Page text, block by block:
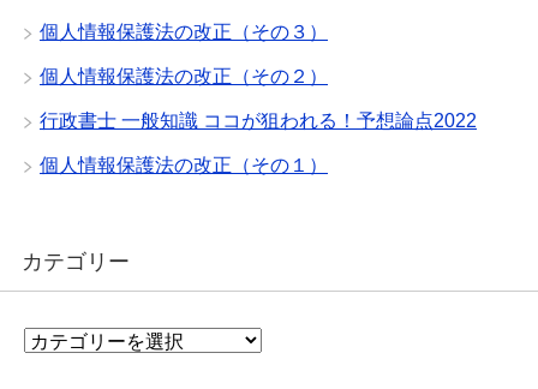
個人情報保護法の改正（その３）
個人情報保護法の改正（その２）
行政書士 一般知識 ココが狙われる！予想論点2022
個人情報保護法の改正（その１）
カテゴリー
カ